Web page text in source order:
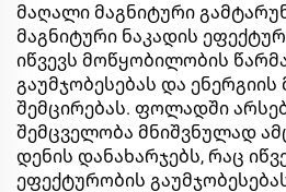
მაღალი მაგნიტური
მაგნიტური ნაკადის
იწვევს მოწყობილობის
გაუმჯობესებას და ენერგიის
შემცირებას. ფოლადში
შემცველობა მნიშვნულად
დენის დანახარჯებს, რაც
ეფექტურობის